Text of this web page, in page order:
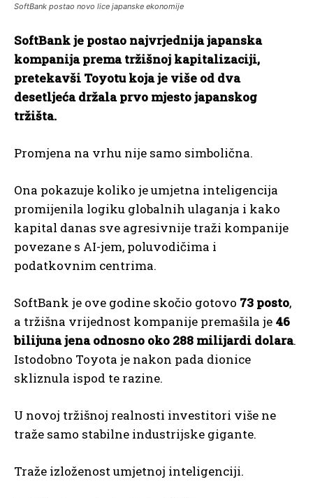
SoftBank postao novo lice japanske ekonomije
SoftBank je postao najvrjednija japanska
kompanija prema tržišnoj kapitalizaciji,
pretekavši Toyotu koja je više od dva
desetljeća držala prvo mjesto japanskog
tržišta.
Promjena na vrhu nije samo simbolična.
Ona pokazuje koliko je umjetna inteligencija
promijenila logiku globalnih ulaganja i kako
kapital danas sve agresivnije traži kompanije
povezane s AI-jem, poluvodičima i
podatkovnim centrima.
SoftBank je ove godine skočio gotovo 73 posto,
a tržišna vrijednost kompanije premašila je 46
bilijuna jena odnosno oko 288 milijardi dolara.
Istodobno Toyota je nakon pada dionice
skliznula ispod te razine.
U novoj tržišnoj realnosti investitori više ne
traže samo stabilne industrijske gigante.
Traže izloženost umjetnoj inteligenciji.